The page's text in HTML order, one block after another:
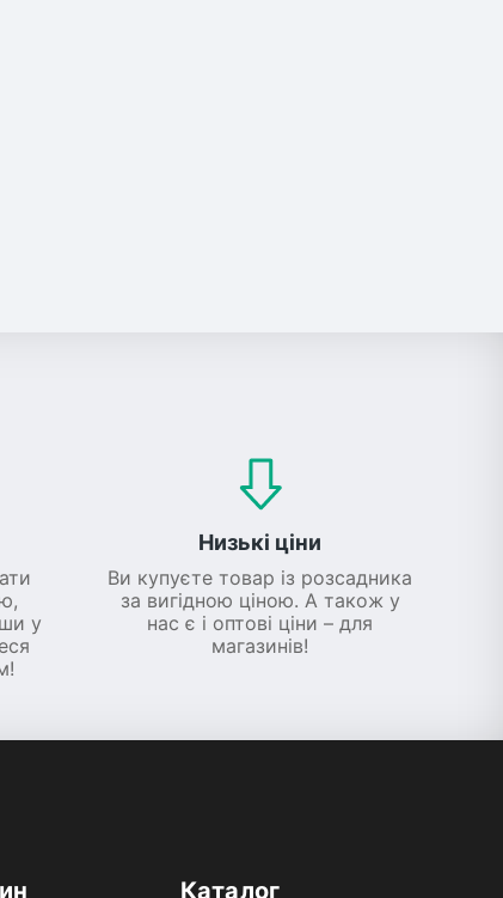
у
Низькі ціни
Ви купуєте товар із розсадника
за вигідною ціною. А також у
нас є і оптові ціни – для
магазинів!
Каталог